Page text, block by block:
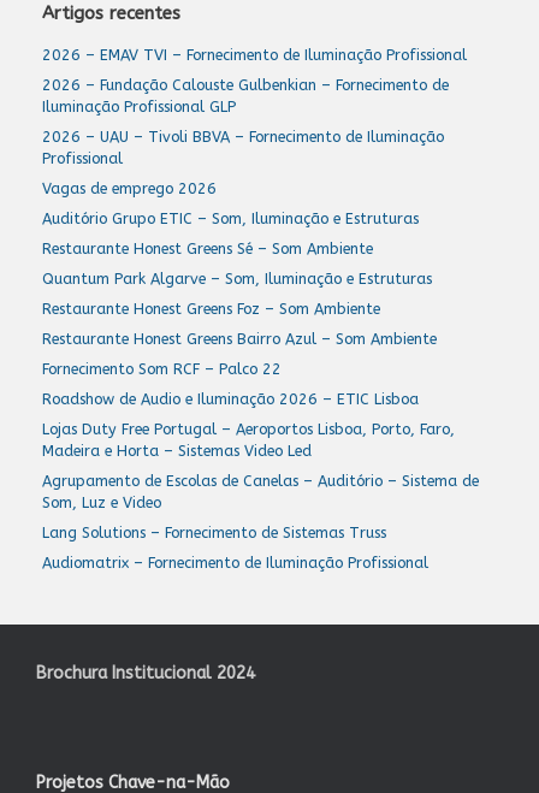
Artigos recentes
2026 – EMAV TVI – Fornecimento de Iluminação Profissional
2026 – Fundação Calouste Gulbenkian – Fornecimento de
Iluminação Profissional GLP
2026 – UAU – Tivoli BBVA – Fornecimento de Iluminação
Profissional
Vagas de emprego 2026
Auditório Grupo ETIC – Som, Iluminação e Estruturas
Restaurante Honest Greens Sé – Som Ambiente
Quantum Park Algarve – Som, Iluminação e Estruturas
Restaurante Honest Greens Foz – Som Ambiente
Restaurante Honest Greens Bairro Azul – Som Ambiente
Fornecimento Som RCF – Palco 22
Roadshow de Audio e Iluminação 2026 – ETIC Lisboa
Lojas Duty Free Portugal – Aeroportos Lisboa, Porto, Faro,
Madeira e Horta – Sistemas Video Led
Agrupamento de Escolas de Canelas – Auditório – Sistema de
Som, Luz e Video
Lang Solutions – Fornecimento de Sistemas Truss
Audiomatrix – Fornecimento de Iluminação Profissional
Brochura Institucional 2024
Projetos Chave-na-Mão